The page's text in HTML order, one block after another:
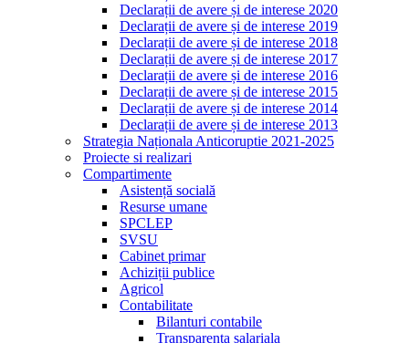
Declarații de avere și de interese 2020
Declarații de avere și de interese 2019
Declarații de avere și de interese 2018
Declarații de avere și de interese 2017
Declarații de avere și de interese 2016
Declarații de avere și de interese 2015
Declarații de avere și de interese 2014
Declarații de avere și de interese 2013
Strategia Naționala Anticoruptie 2021-2025
Proiecte si realizari
Compartimente
Asistență socială
Resurse umane
SPCLEP
SVSU
Cabinet primar
Achiziții publice
Agricol
Contabilitate
Bilanturi contabile
Transparenta salariala